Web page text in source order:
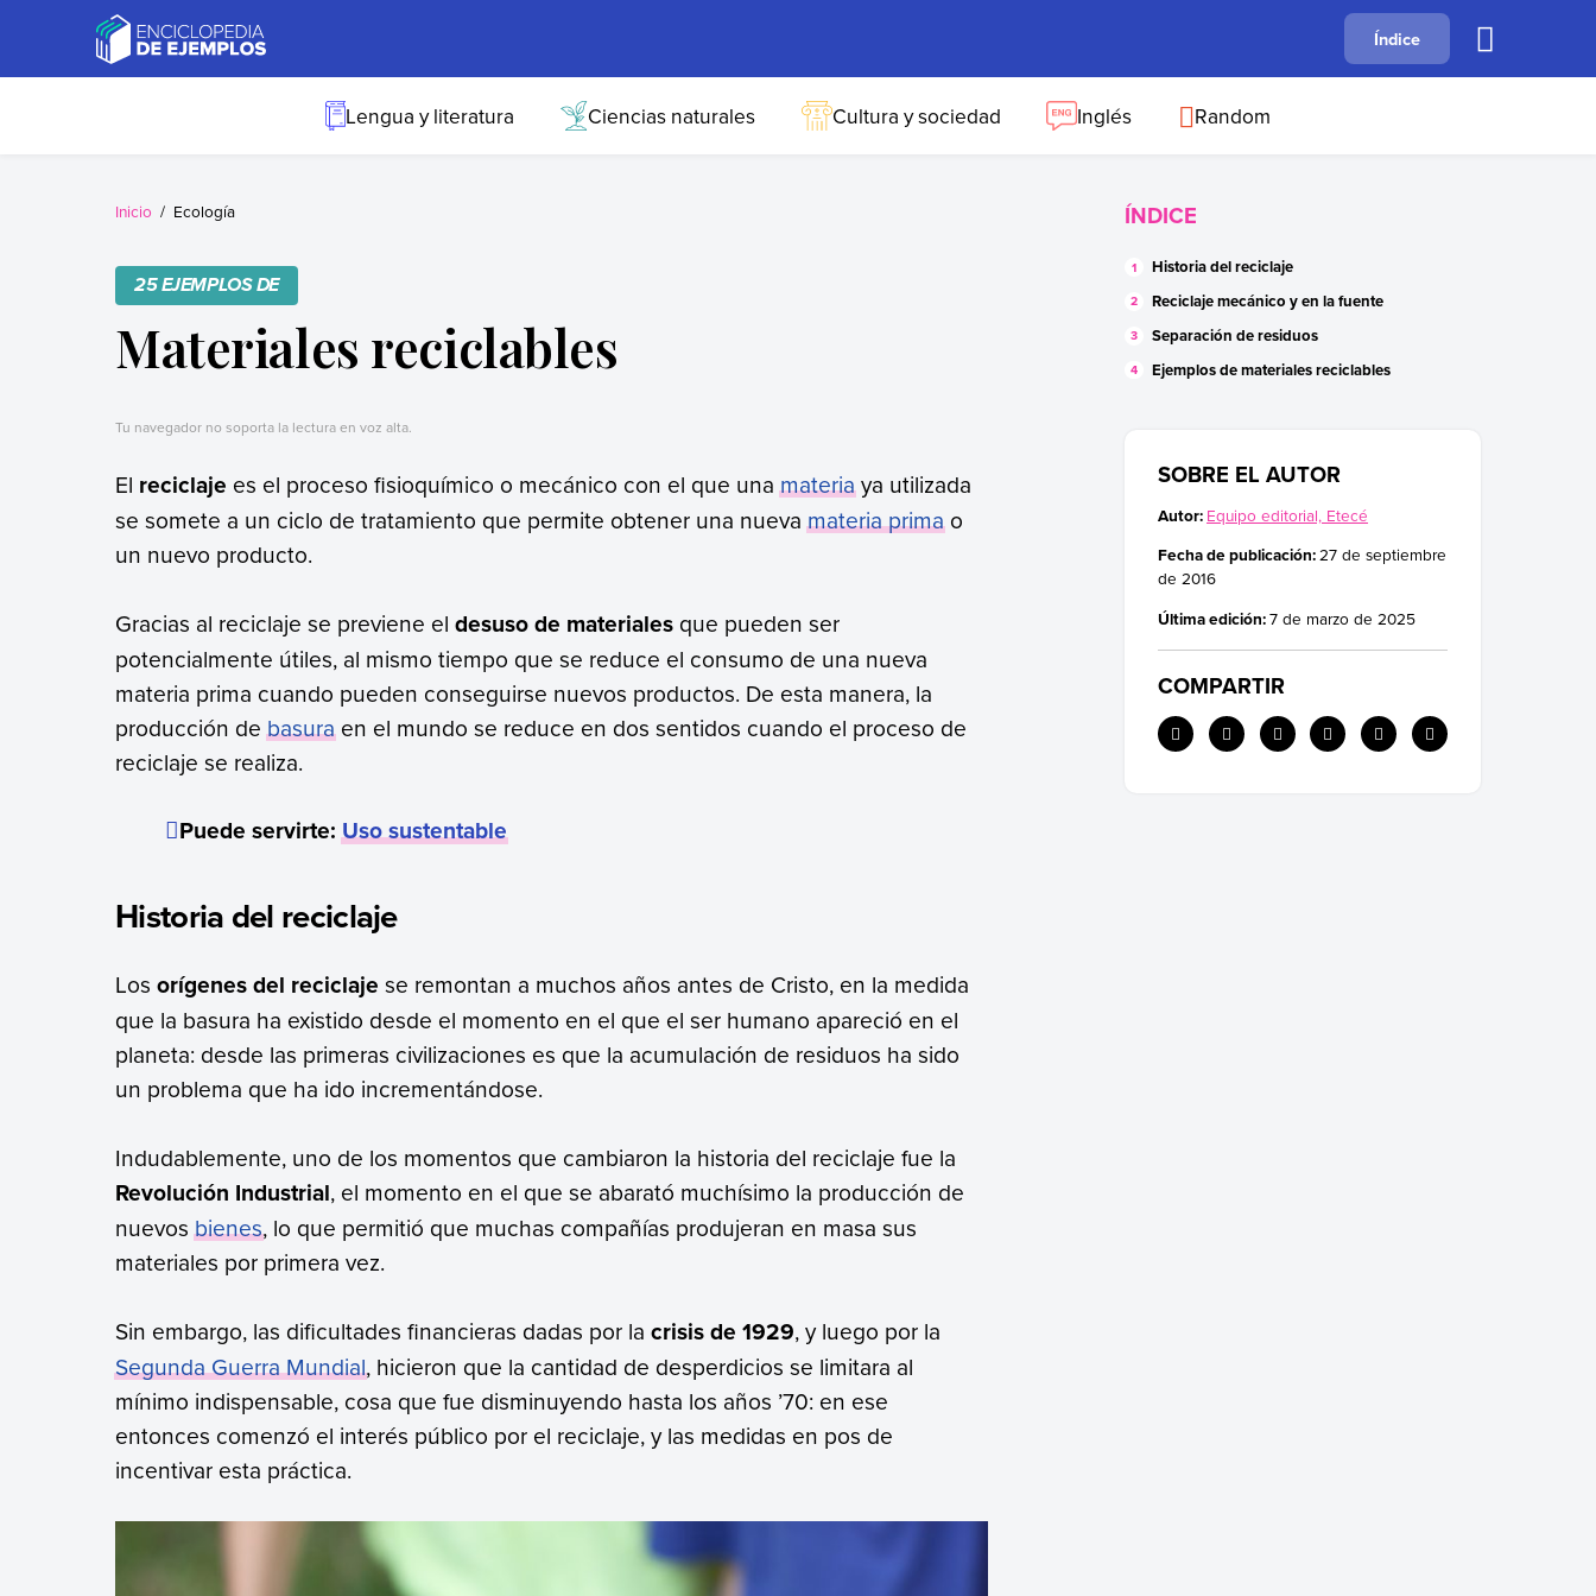
Ejemplos
Necesitas ejemplos.
B C F
Índice
Lengua y literatura Ciencias naturales Cultura y sociedad Inglés Random
Inicio Ecología
25 EJEMPLOS DE
Materiales reciclables
Tu navegador no soporta la lectura en voz alta.
El reciclaje es el proceso fisioquímico o mecánico con el que unamateriaya utilizada
se somete a un ciclo de tratamiento que permite obtener una nuevamateria primao
un nuevo producto.
Gracias al reciclaje se previene el desuso de materialesque pueden ser
potencialmente útiles, al mismo tiempo que se reduce el consumo de una nueva
materia prima cuando pueden conseguirse nuevos productos. De esta manera, la
producción debasuraen el mundo se reduce en dos sentidos cuando el proceso de
reciclaje se realiza.
Puede servirte:Uso sustentable
Historia del reciclaje
Los orígenes del reciclaje se remontan a muchos años antes de Cristo, en la medida
que la basura ha existido desde el momento en el que el ser humano apareció en el
planeta: desde las primeras civilizaciones es que la acumulación de residuos ha sido
un problema que ha ido incrementándose.
Indudablemente, uno de los momentos que cambiaron la historia del reciclaje fue la
Revolución Industrial, el momento en el que se abarató muchísimo la producción de
nuevosbienes, lo que permitió que muchas compañías produjeran en masa sus
materiales por primera vez.
Sin embargo, las dificultades financieras dadas por la crisis de 1929, y luego por la
Segunda Guerra Mundial, hicieron que la cantidad de desperdicios se limitara al
mínimo indispensable, cosa que fue disminuyendo hasta los años ’70: en ese
entonces comenzó el interés público por el reciclaje, y las medidas en pos de
incentivar esta práctica.
ÍNDICE
Historia del reciclaje
Reciclaje mecánico y en la fuente
Separación de residuos
Ejemplos de materiales reciclables
SOBRE EL AUTOR
Autor: Equipo editorial, Etecé
Fecha de publicación:27 de septiembre
de 2016
Última edición:7 de marzo de 2025
COMPARTIR